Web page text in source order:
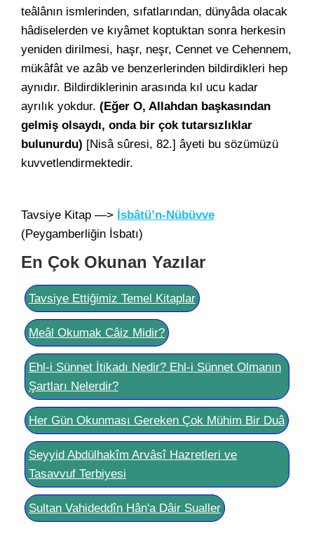
teâlânın ismlerinden, sıfatlarından, dünyâda olacak
hâdiselerden ve kıyâmet koptuktan sonra herkesin
yeniden dirilmesi, haşr, neşr, Cennet ve Cehennem,
mükâfât ve azâb ve benzerlerinden bildirdikleri hep
aynıdır. Bildirdiklerinin arasında kıl ucu kadar
ayrılık yokdur. (Eğer O, Allahdan başkasından
gelmiş olsaydı, onda bir çok tutarsızlıklar
bulunurdu) [Nisâ sûresi, 82.] âyeti bu sözümüzü
kuvvetlendirmektedir.
Tavsiye Kitap —> İsbâtü’n-Nübüvve
(Peygamberliğin İsbatı)
En Çok Okunan Yazılar
Tavsiye Ettiğimiz Temel Kitaplar
Meâl Okumak Câiz Midir?
Ehl-i Sünnet İtikadı Nedir? Ehl-i Sünnet Olmanın
Şartları Nelerdir?
Her Gün Okunması Gereken Çok Mühim Bir Duâ
Seyyid Abdülhakîm Arvâsî Hazretleri ve
Tasavvuf Terbiyesi
Sultan Vahideddîn Hân'a Dâir Sualler